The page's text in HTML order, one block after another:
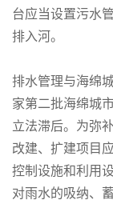
台应当设置污水
排入河。
排水管理与海绵
家第二批海绵城
立法滞后。为弥
改建、扩建项目
控制设施和利用
对雨水的吸纳、